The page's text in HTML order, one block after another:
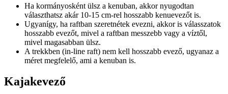
Ha kormányosként ülsz a kenuban, akkor nyugodtan
választhatsz akár 10-15 cm-rel hosszabb kenuevezőt is.
Ugyanígy, ha raftban szeretnétek evezni, akkor is válasszatok
hosszabb evezőt, mivel a raftban messzebb vagy a víztől,
mivel magasabban ülsz.
A trekkben (in-line raft) nem kell hosszabb evező, ugyanaz a
méret megfelelő, ami a kenuban is.
Kajakevező